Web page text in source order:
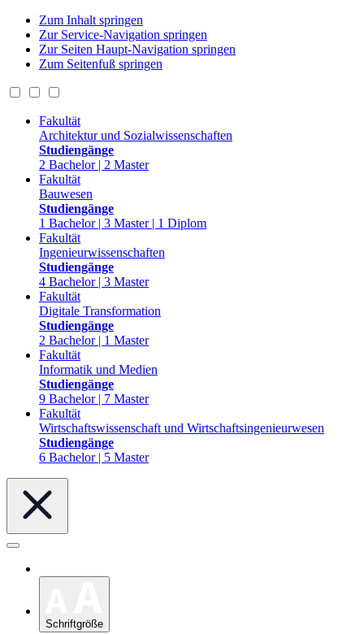
Zum Inhalt springen
Zur Service-Navigation springen
Zur Seiten Haupt-Navigation springen
Zum Seitenfuß springen
Fakultät
Architektur und Sozialwissenschaften
Studiengänge
2 Bachelor | 2 Master
Fakultät
Bauwesen
Studiengänge
1 Bachelor | 3 Master | 1 Diplom
Fakultät
Ingenieurwissenschaften
Studiengänge
4 Bachelor | 3 Master
Fakultät
Digitale Transformation
Studiengänge
2 Bachelor | 1 Master
Fakultät
Informatik und Medien
Studiengänge
9 Bachelor | 7 Master
Fakultät
Wirtschaftswissenschaft und Wirtschaftsingenieurwesen
Studiengänge
6 Bachelor | 5 Master
Schriftgröße